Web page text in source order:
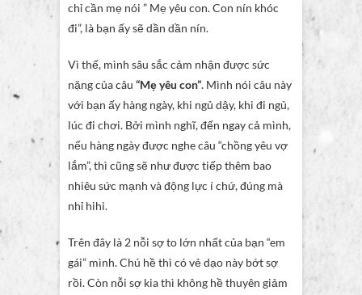
chỉ cần mẹ nói ” Mẹ yêu con. Con nín khóc
đi”, là bạn ấy sẽ dần dần nín.
Vì thế, mình sâu sắc cảm nhận được sức
nặng của câu “Mẹ yêu con”. Mình nói câu này
với bạn ấy hàng ngày, khi ngủ dậy, khi đi ngủ,
lúc đi chơi. Bởi mình nghĩ, đến ngay cả mình,
nếu hàng ngày được nghe câu “chồng yêu vợ
lắm”, thì cũng sẽ như được tiếp thêm bao
nhiêu sức mạnh và động lực í chứ, đúng mà
nhỉ hihi.
Trên đây là 2 nỗi sợ to lớn nhất của bạn “em
gái” mình. Chú hề thì có vẻ dạo này bớt sợ
rồi. Còn nỗi sợ kia thì không hề thuyên giảm